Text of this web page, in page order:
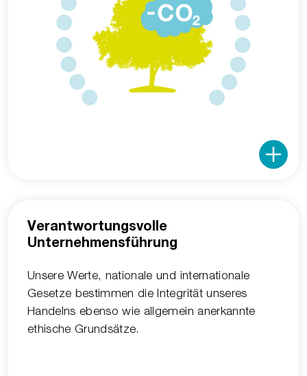
Verantwortungsvolle
Unternehmensführung
Unsere Werte, nationale und internationale
Gesetze bestimmen die Integrität unseres
Handelns ebenso wie allgemein anerkannte
ethische Grundsätze.